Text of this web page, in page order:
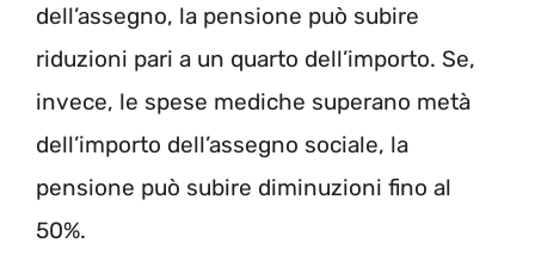
dell’assegno, la pensione può subire
riduzioni pari a un quarto dell’importo. Se,
invece, le spese mediche superano metà
dell’importo dell’assegno sociale, la
pensione può subire diminuzioni fino al
50%.